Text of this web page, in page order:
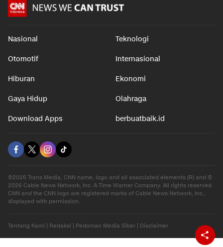
Nasional Teknologi
Otomotif Internasional
Hiburan Ekonomi
Gaya Hidup Olahraga
Download Apps berbuatbaik.id
©2026 Trans Media, CNN name, logo and all associated elements (R) and ©
2026 Cable News Network, Inc. A Time Warner Company. All rights reserved.
CNN and the CNN logo are registered marks of Cable News Network, Inc.,
displayed with permission.
Tentang Kami Redaksi Pedoman Media Siber Disclaimer